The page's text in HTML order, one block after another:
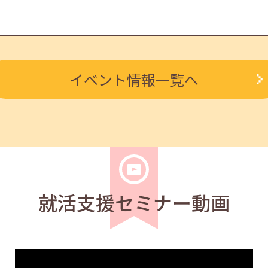
ルを知る人事担当者へのインタビューセミナー 12:40～
求職者
度アップ～きれいな字を書く法則～ 11:00～11:40
イベント情報一覧へ
就活支援セミナー動画